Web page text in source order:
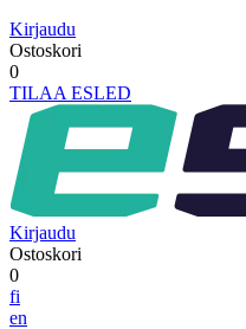
Kirjaudu
Ostoskori
0
TILAA ESLED
Kirjaudu
Ostoskori
0
fi
en